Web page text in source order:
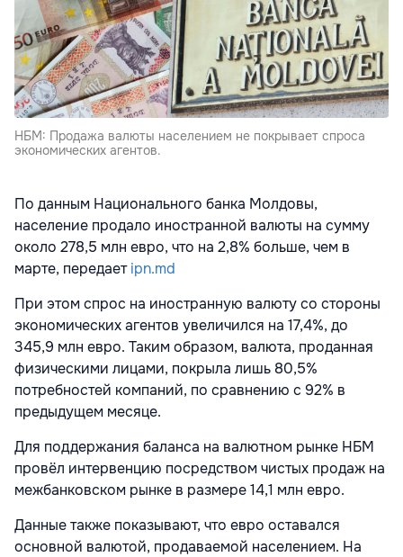
НБМ: Продажа валюты населением не покрывает спроса
экономических агентов.
По данным Национального банка Молдовы,
население продало иностранной валюты на сумму
около 278,5 млн евро, что на 2,8% больше, чем в
марте, передаетipn.md
При этом спрос на иностранную валюту со стороны
экономических агентов увеличился на 17,4%, до
345,9 млн евро. Таким образом, валюта, проданная
физическими лицами, покрыла лишь 80,5%
потребностей компаний, по сравнению с 92% в
предыдущем месяце.
Для поддержания баланса на валютном рынке НБМ
провёл интервенцию посредством чистых продаж на
межбанковском рынке в размере 14,1 млн евро.
Данные также показывают, что евро оставался
основной валютой, продаваемой населением. На